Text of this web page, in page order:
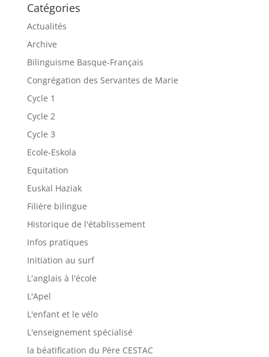
Catégories
Actualités
Archive
Bilinguisme Basque-Français
Congrégation des Servantes de Marie
Cycle 1
Cycle 2
Cycle 3
Ecole-Eskola
Equitation
Euskal Haziak
Filière bilingue
Historique de l'établissement
Infos pratiques
Initiation au surf
L'anglais à l'école
L'Apel
L'enfant et le vélo
L'enseignement spécialisé
la béatification du Père CESTAC